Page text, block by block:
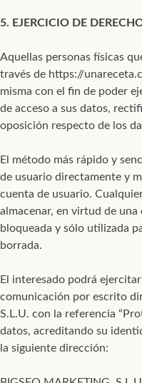
5. EJERCICIO DE
Aquellas personas físicas
través de https://
misma con el fin de poder
de acceso a sus datos,
oposición respecto de los
El método más rápido y
de usuario directamente y
cuenta de usuario.
almacenar, en virtud de
bloqueada y sólo utilizada
borrada.
El interesado podrá
comunicación por escrito
S.L.U. con la referencia
datos, acreditando su
la siguiente dirección: